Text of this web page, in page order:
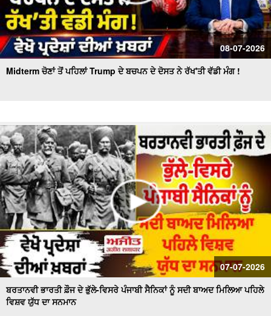
08-07-2026
Midterm ਚੋਣਾਂ ਤੋਂ ਪਹਿਲਾਂ Trump ਦੇ ਬਚਪਨ ਦੇ ਦੋਸਤ ਨੇ ਰੱਖ'ਤੀ ਵੱਡੀ ਮੰਗ !
07-07-2026
ਬਰਤਾਨਵੀ ਭਾਰਤੀ ਫ਼ੌਜ ਦੇ ਭੁੱਲੇ-ਵਿਸਰੇ ਪੰਜਾਬੀ ਸੈਨਿਕਾਂ ਨੂੰ ਸਦੀ ਬਾਅਦ ਮਿਲਿਆ ਪਹਿਲੇ
ਵਿਸ਼ਵ ਯੁੱਧ ਦਾ ਸਨਮਾਨ